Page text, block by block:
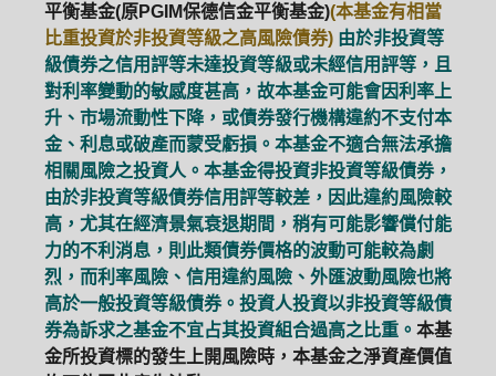
平衡基金(原PGIM保德信金平衡基金)(本基金有相當
比重投資於非投資等級之高風險債券) 由於非投資等
級債券之信用評等未達投資等級或未經信用評等，且
對利率變動的敏感度甚高，故本基金可能會因利率上
升、市場流動性下降，或債券發行機構違約不支付本
金、利息或破產而蒙受虧損。本基金不適合無法承擔
相關風險之投資人。本基金得投資非投資等級債券，
由於非投資等級債券信用評等較差，因此違約風險較
高，尤其在經濟景氣衰退期間，稍有可能影響償付能
力的不利消息，則此類債券價格的波動可能較為劇
烈，而利率風險、信用違約風險、外匯波動風險也將
高於一般投資等級債券。投資人投資以非投資等級債
券為訴求之基金不宜占其投資組合過高之比重。 本基
金所投資標的發生上開風險時，本基金之淨資產價值